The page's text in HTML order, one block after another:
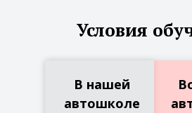
Условия
В нашей
автошколе